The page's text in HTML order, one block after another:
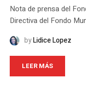
Nota de prensa del
Directiva del Fondo
byLidice Lopez
LEER MÁS